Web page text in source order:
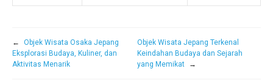
←
Objek Wisata Osaka Jepang
Eksplorasi Budaya, Kuliner, dan
Aktivitas Menarik
Objek Wisata Jepang Terkenal
Keindahan Budaya dan Sejarah
yang Memikat
→